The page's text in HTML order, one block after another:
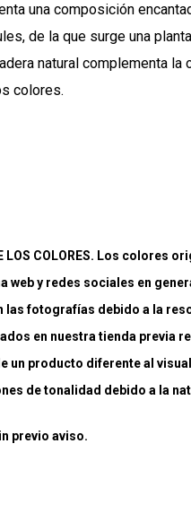
una composición
de la que surge una
natural complementa
colores.
LOS COLORES. Los colores
web y redes sociales en
las fotografías debido a la
en nuestra tienda previa
un producto diferente al
de tonalidad debido a la
previo aviso.